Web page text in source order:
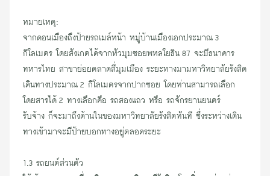
หมายเหตุ:
จากดอนเมืองถึงป้ายรถเมล์หน้า หมู่บ้านเมืองเอกประมาณ 3
กิโลเมตร โดยสังเกตได้จากหัวมุมซอยพหลโยธิน 87 จะมีธนาคาร
ทหารไทย สาขาย่อยตลาดสี่มุมเมือง ระยะทางมามหาวิทยาลัยรังสิต
เดินทางประมาณ 2 กิโลเมตรจากปากซอย โดยท่านสามารถเลือก
โดยสารได้ 2 ทางเลือกคือ รถสองแถว หรือ รถจักรยานยนตร์
รับจ้าง ก็จะมาถึงด้านในของมหาวิทยาลัยรังสิตทันที ซึ่งระหว่างเดิน
ทางเข้ามาจะมีป้ายบอกทางอยู่ตลอดระยะ
1.3 รถยนต์ส่วนตัว